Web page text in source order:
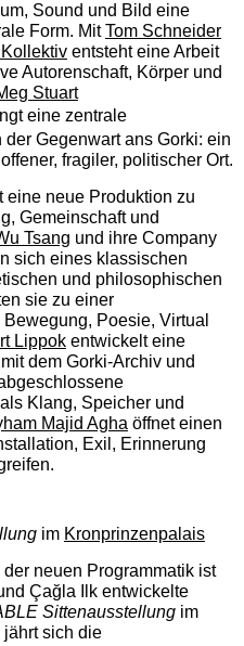
Sound und Bild eine
Form. MitTom Schneider
entsteht eine Arbeit
Autorenschaft, Körper und
Stuart
eine zentrale
Gegenwart ans Gorki: ein
fragiler, politischer Ort.
eine neue Produktion zu
Gemeinschaft und
Tsang und ihre Company
sich eines klassischen
und philosophischen
sie zu einer
Poesie, Virtual
Lippokentwickelt eine
dem Gorki-Archiv und
Klang, Speicher und
Majid Aghaöffnet einen
Exil, Erinnerung
im Kronprinzenpalais
neuen Programmatik ist
Çağla Ilk entwickelte
Sittenausstellungim
sich die